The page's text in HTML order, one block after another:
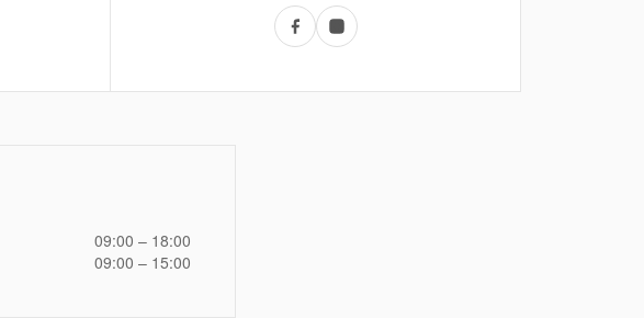
09:00 – 18:00
09:00 – 15:00